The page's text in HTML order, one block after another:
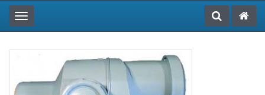
Toggle navigation